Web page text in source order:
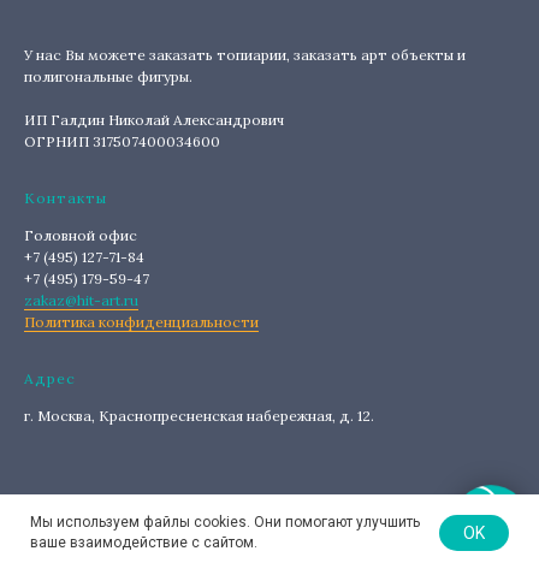
У нас Вы можете заказать топиарии, заказать арт объекты и
полигональные фигуры.
ИП Галдин Николай Александрович
ОГРНИП 317507400034600
Контакты
Головной офис
+7 (495) 127-71-84
+7 (495) 179-59-47
zakaz@hit-art.ru
Политика конфиденциальности
Адрес
г. Москва, Краснопресненская набережная, д. 12.
Мы используем файлы cookies. Они помогают улучшить
ваше взаимодействие с сайтом.
OK